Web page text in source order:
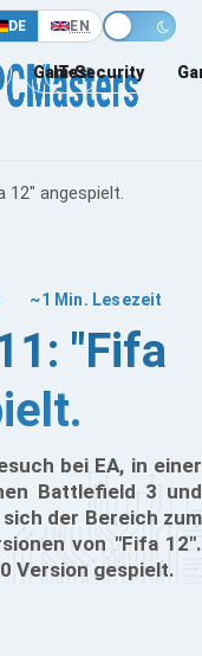
DE EN
Games
IT-Security
12" angespielt.
~1 Min. Lesezeit
"Fifa
bei EA, in einer
Battlefield 3 und
der Bereich zum
von "Fifa 12".
Version gespielt.